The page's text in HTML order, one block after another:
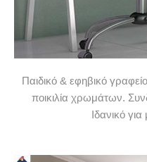
Παιδικό & εφηβικό
ποικιλία χρωμάτων.
Ιδανικό